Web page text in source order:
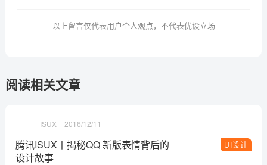
以上留言仅代表用户个人观点，不代表优设立场
阅读相关文章
ISUX 2016/12/11
UI设计
腾讯ISUX丨揭秘QQ 新版表情背后的
设计故事